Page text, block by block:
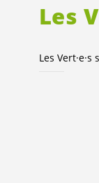
Les
Les Vert·e·s